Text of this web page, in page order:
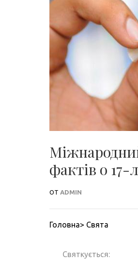
фактів о 17-
ОТ ADMIN
Головна> Свята
Святкується: